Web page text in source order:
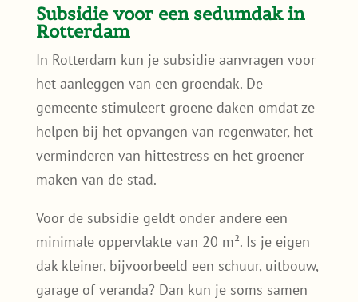
Subsidie voor een sedumdak in
Rotterdam
In Rotterdam kun je subsidie aanvragen voor
het aanleggen van een groendak. De
gemeente stimuleert groene daken omdat ze
helpen bij het opvangen van regenwater, het
verminderen van hittestress en het groener
maken van de stad.
Voor de subsidie geldt onder andere een
minimale oppervlakte van 20 m². Is je eigen
dak kleiner, bijvoorbeeld een schuur, uitbouw,
garage of veranda? Dan kun je soms samen